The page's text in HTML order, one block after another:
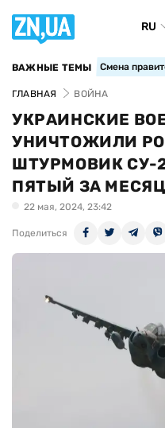
RU
ВАЖНЫЕ ТЕМЫ Смена
ГЛАВНАЯ ВОЙНА
УКРАИНСКИЕ
УНИЧТОЖИЛИ
ШТУРМОВИК СУ-
ПЯТЫЙ ЗА МЕСЯЦ
22 мая, 2024, 23:42
Поделиться